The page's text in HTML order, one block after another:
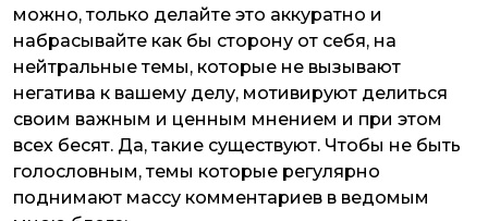
можно, только делайте это аккуратно и
набрасывайте как бы сторону от себя, на
нейтральные темы, которые не вызывают
негатива к вашему делу, мотивируют делиться
своим важным и ценным мнением и при этом
всех бесят. Да, такие существуют. Чтобы не быть
голословным, темы которые регулярно
поднимают массу комментариев в ведомым